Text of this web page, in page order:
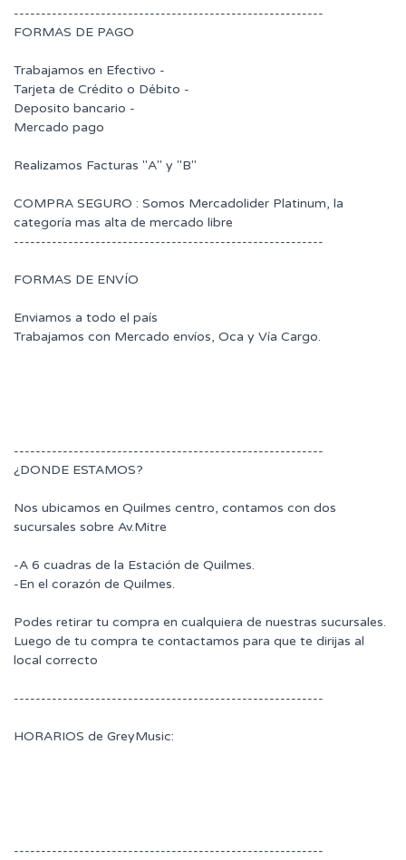
---------------------------------------------------------
FORMAS DE PAGO
Trabajamos en Efectivo -
Tarjeta de Crédito o Débito -
Deposito bancario -
Mercado pago
Realizamos Facturas "A" y "B"
COMPRA SEGURO : Somos Mercadolider Platinum, la
categoría mas alta de mercado libre
---------------------------------------------------------
FORMAS DE ENVÍO
Enviamos a todo el país
Trabajamos con Mercado envíos, Oca y Vía Cargo.
---------------------------------------------------------
¿DONDE ESTAMOS?
Nos ubicamos en Quilmes centro, contamos con dos
sucursales sobre Av.Mitre
-A 6 cuadras de la Estación de Quilmes.
-En el corazón de Quilmes.
Podes retirar tu compra en cualquiera de nuestras sucursales.
Luego de tu compra te contactamos para que te dirijas al
local correcto
---------------------------------------------------------
HORARIOS de GreyMusic:
---------------------------------------------------------